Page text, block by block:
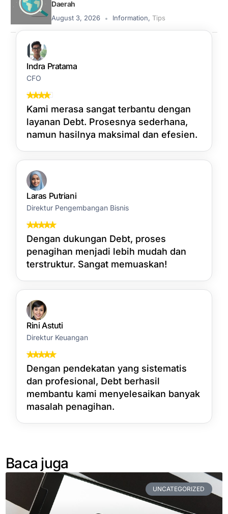
Daerah
August 3, 2026 Information, Tips
Indra Pratama
CFO
Kami merasa sangat terbantu dengan
layanan Debt. Prosesnya sederhana,
namun hasilnya maksimal dan efesien.
Laras Putriani
Direktur Pengembangan Bisnis
Dengan dukungan Debt, proses
penagihan menjadi lebih mudah dan
terstruktur. Sangat memuaskan!
Rini Astuti
Direktur Keuangan
Dengan pendekatan yang sistematis
dan profesional, Debt berhasil
membantu kami menyelesaikan banyak
masalah penagihan.
Baca juga
UNCATEGORIZED